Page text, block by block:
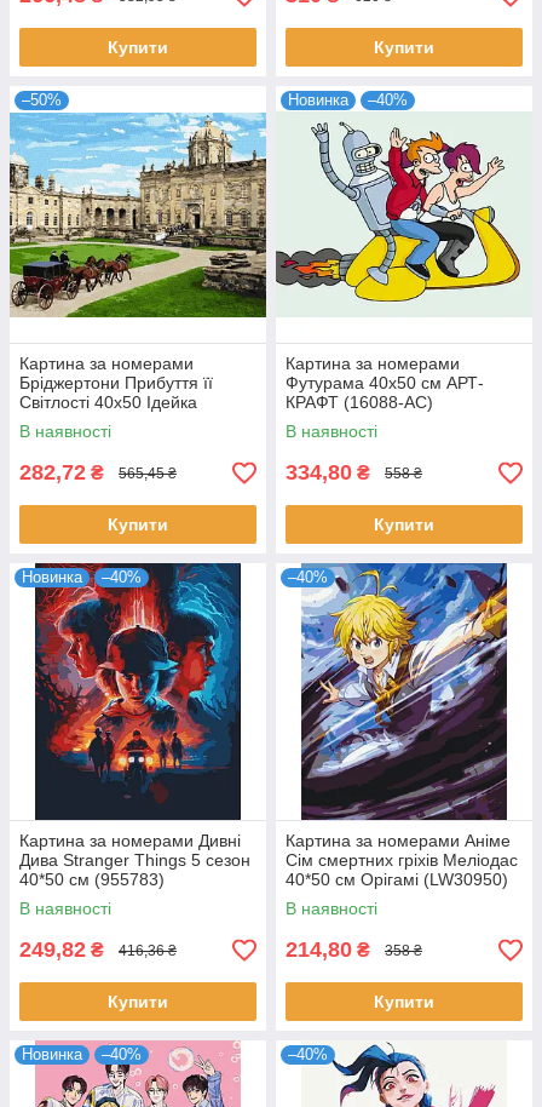
Купити Купити
–50%
Картина за номерами
Бріджертони Прибуття її
Світлості 40х50 Ідейка
(KHO8754)
В наявності
282,72 ₴ 565,45 ₴
Купити
Новинка –40%
Картина за номерами
Футурама 40х50 см АРТ-
КРАФТ (16088-AC)
В наявності
334,80 ₴ 558 ₴
Купити
Новинка –40%
Картина за номерами Дивні
Дива Stranger Things 5 сезон
40*50 см (955783)
В наявності
249,82 ₴ 416,36 ₴
Купити
–40%
Картина за номерами Аніме
Сім смертних гріхів Меліодас
40*50 см Орігамі (LW30950)
В наявності
214,80 ₴ 358 ₴
Купити
Новинка –40% –40%